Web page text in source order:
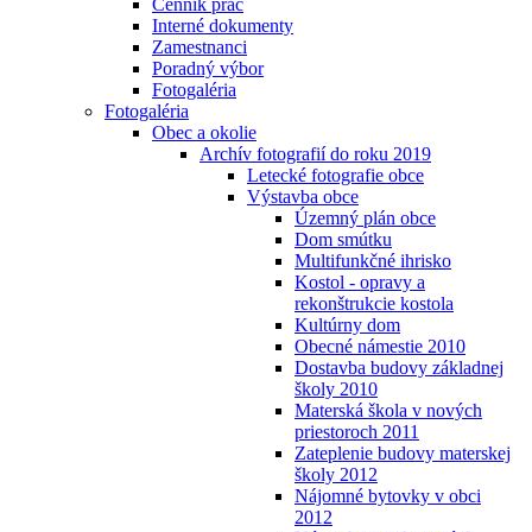
Cenník prác
Interné dokumenty
Zamestnanci
Poradný výbor
Fotogaléria
Fotogaléria
Obec a okolie
Archív fotografií do roku 2019
Letecké fotografie obce
Výstavba obce
Územný plán obce
Dom smútku
Multifunkčné ihrisko
Kostol - opravy a
rekonštrukcie kostola
Kultúrny dom
Obecné námestie 2010
Dostavba budovy základnej
školy 2010
Materská škola v nových
priestoroch 2011
Zateplenie budovy materskej
školy 2012
Nájomné bytovky v obci
2012